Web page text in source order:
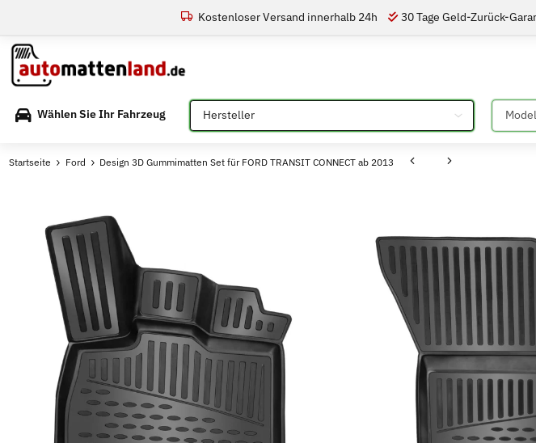
Kostenloser Versand innerhalb 24h 30 Tage Geld-Zurück-
Wählen Sie Ihr Fahrzeug Bitte auswählen Bitte
Startseite Ford Design 3D Gummimatten Set für FORD TRANSIT CONNECT ab 2013